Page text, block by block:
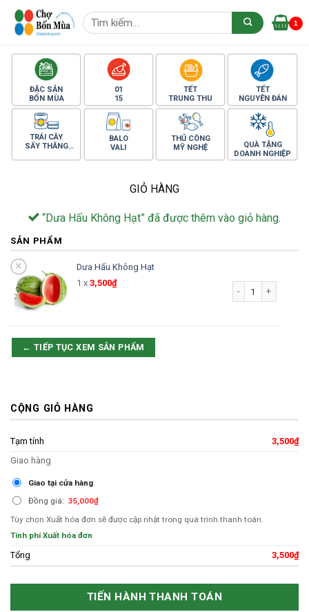
Skip
Tìm
kiếm:
1
ĐẶC SẢN
BỐN MÙA
01
15
TẾT
TRUNG THU
TẾT
NGUYÊN ĐÁN
TRÁI CÂY
SẤY THĂNG
BALO
VALI
THỦ CÔNG
MỸ NGHỆ
QUÀ TẶNG
DOANH NGHIỆP
GIỎ HÀNG
“Dưa Hấu Không Hạt” đã được thêm vào giỏ hàng.
SẢN PHẨM
×
Dưa Hấu Không Hạt
1 x3,500₫
← TIẾP TỤC XEM SẢN PHẨM
CỘNG GIỎ HÀNG
Tạm tính 3,500₫
Giao hàng
Giao tại cửa hàng
Đồng giá: 35,000₫
Tùy chọn Xuất hóa đơn sẽ được cập nhật trong quá trình thanh toán.
Tính phí Xuất hóa đơn
Tổng 3,500₫
TIẾN HÀNH THANH TOÁN